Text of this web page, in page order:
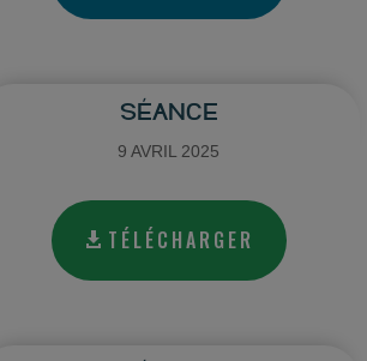
SÉANCE
9 AVRIL 2025
TÉLÉCHARGER